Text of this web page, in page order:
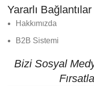
Yararlı Bağlantılar
Hakkımızda
B2B Sistemi
Bizi Sosyal